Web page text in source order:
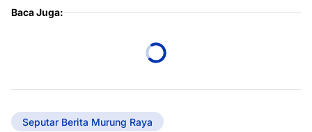
Baca Juga:
Seputar Berita Murung Raya